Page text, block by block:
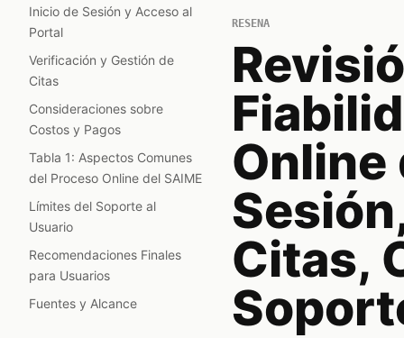
Inicio de Sesión y Acceso al
Portal
Verificación y Gestión de
Citas
Consideraciones sobre
Costos y Pagos
Tabla 1: Aspectos Comunes
del Proceso Online del SAIME
Límites del Soporte al
Usuario
Recomendaciones Finales
para Usuarios
Fuentes y Alcance
RESENA
Online
Citas,